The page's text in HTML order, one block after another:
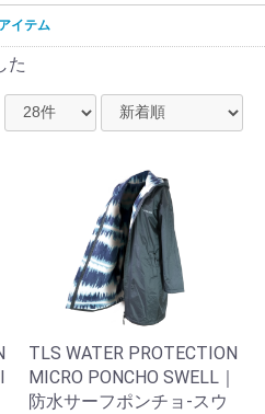
イテム
た
TLS WATER PROTECTION
MICRO PONCHO SWELL｜
防水サーフポンチョ-スウ